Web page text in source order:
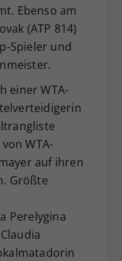
Ebenso am
(ATP 814)
Spieler und
einer WTA-
WTA-
auf ihren
Größte
Perelygina